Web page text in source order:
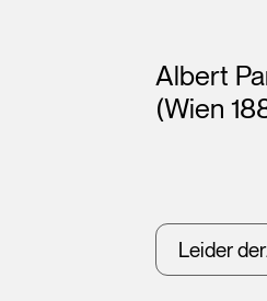
Albert
(Wien
Leider